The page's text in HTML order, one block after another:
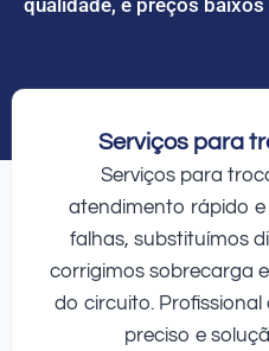
Serviços para
Serviços para
atendimento rápido
falhas, substituímos
corrigimos sobrecarga
do circuito.
preciso e